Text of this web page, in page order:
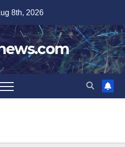
8th, 2026